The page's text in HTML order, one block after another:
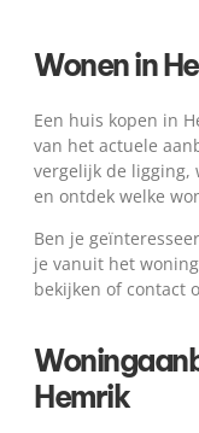
Wonen in
Een huis kopen in
van het actuele
vergelijk de ligging,
en ontdek welke
Ben je
je vanuit het
bekijken of contact
Hemrik